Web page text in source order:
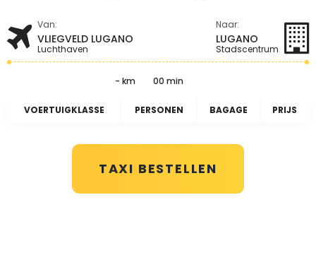
Van:
VLIEGVELD LUGANO
Luchthaven
Naar:
LUGANO
Stadscentrum
- km 00 min
VOERTUIGKLASSE PERSONEN BAGAGE PRIJS
TAXI BESTELLEN